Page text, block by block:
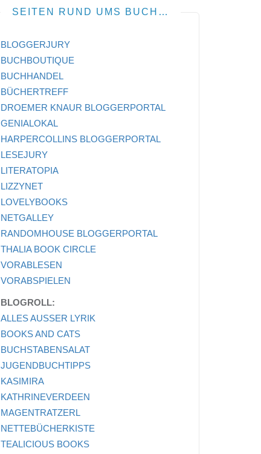
SEITEN RUND UMS BUCH…
BLOGGERJURY
BUCHBOUTIQUE
BUCHHANDEL
BÜCHERTREFF
DROEMER KNAUR BLOGGERPORTAL
GENIALOKAL
HARPERCOLLINS BLOGGERPORTAL
LESEJURY
LITERATOPIA
LIZZYNET
LOVELYBOOKS
NETGALLEY
RANDOMHOUSE BLOGGERPORTAL
THALIA BOOK CIRCLE
VORABLESEN
VORABSPIELEN
BLOGROLL:
ALLES AUSSER LYRIK
BOOKS AND CATS
BUCHSTABENSALAT
JUGENDBUCHTIPPS
KASIMIRA
KATHRINEVERDEEN
MAGENTRATZERL
NETTEBÜCHERKISTE
TEALICIOUS BOOKS